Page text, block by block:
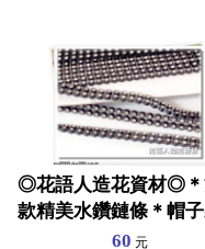
◎花語人造花資材◎＊
款精美水鑽鏈條＊帽
~國標舞~拉丁舞~舞蹈
60 元